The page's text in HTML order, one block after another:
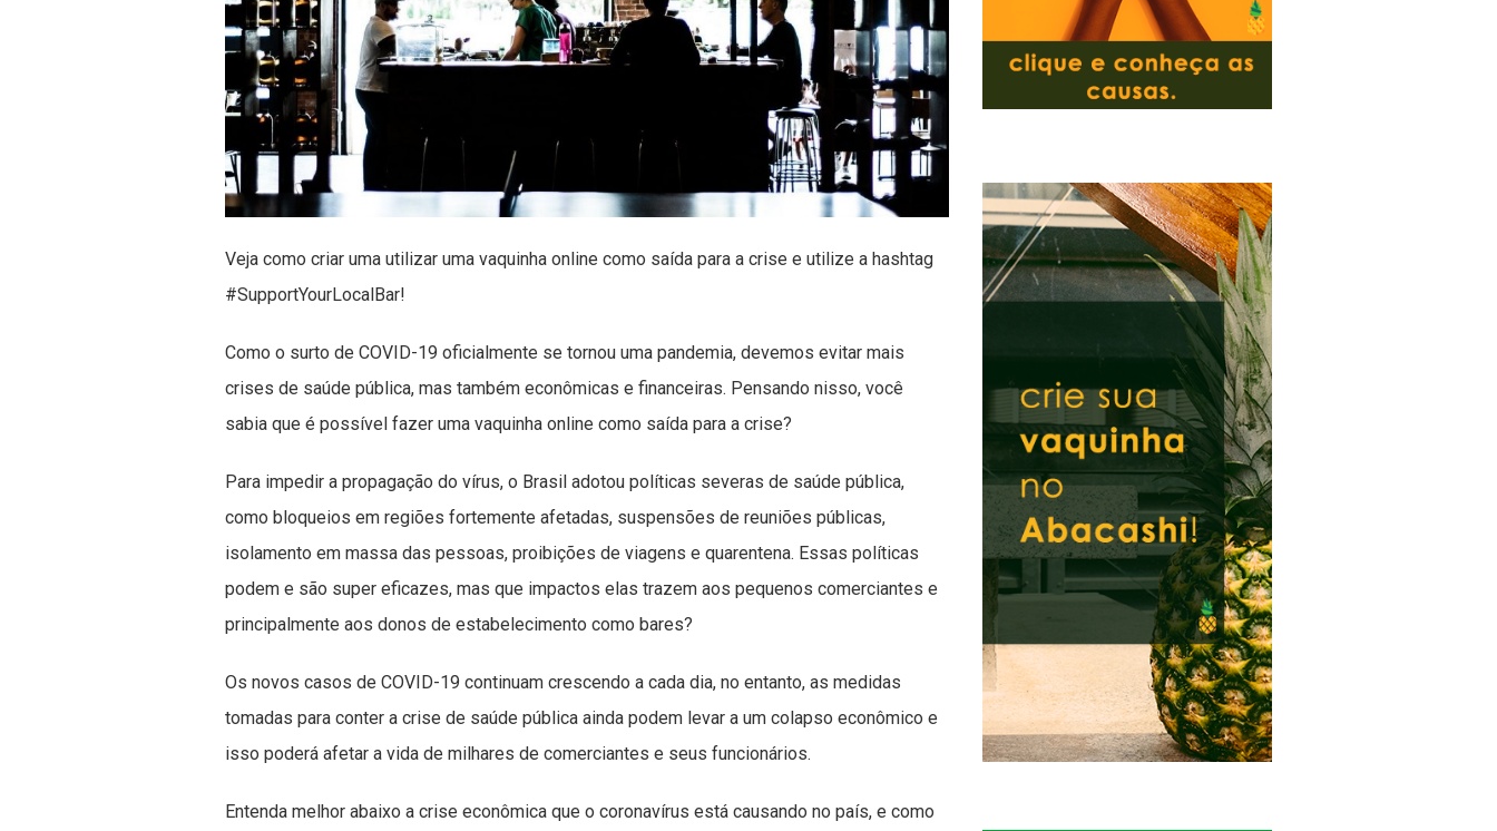
Veja como criar uma utilizar uma vaquinha online como saída para a crise e utilize a hashtag
#SupportYourLocalBar!
Como o surto de COVID-19 oficialmente se tornou uma pandemia, devemos evitar mais
crises de saúde pública, mas também econômicas e financeiras. Pensando nisso, você
sabia que é possível fazer uma vaquinha online como saída para a crise?
Para impedir a propagação do vírus, o Brasil adotou políticas severas de saúde pública,
como bloqueios em regiões fortemente afetadas, suspensões de reuniões públicas,
isolamento em massa das pessoas, proibições de viagens e quarentena. Essas políticas
podem e são super eficazes, mas que impactos elas trazem aos pequenos comerciantes e
principalmente aos donos de estabelecimento como bares?
Os novos casos de COVID-19 continuam crescendo a cada dia, no entanto, as medidas
tomadas para conter a crise de saúde pública ainda podem levar a um colapso econômico e
isso poderá afetar a vida de milhares de comerciantes e seus funcionários.
Entenda melhor abaixo a crise econômica que o coronavírus está causando no país, e como